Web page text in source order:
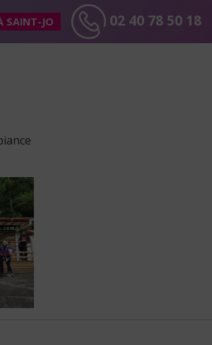
SAINT-JO 02 40 78 50 18